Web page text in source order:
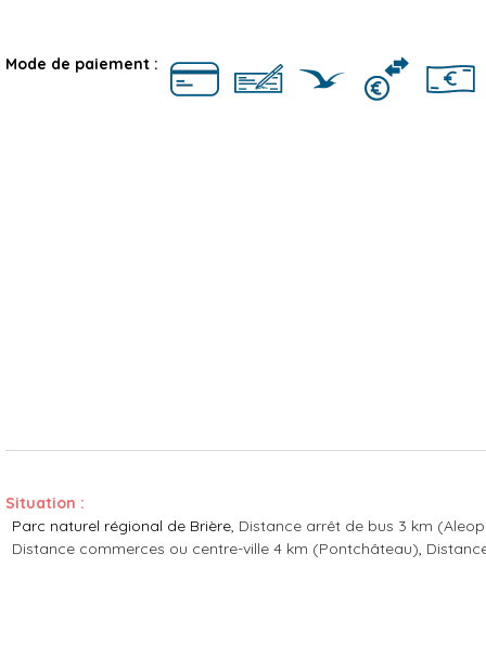
Mode de paiement :
Situation :
Parc naturel régional de Brière Distance arrêt de bus 3 km
Distance commerces ou centre-ville 4 km (Pontchâteau)